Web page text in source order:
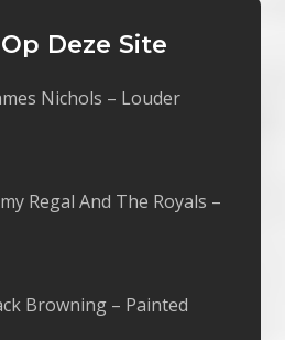
Deze Site
Nichols – Louder
Regal And The Royals –
Browning – Painted